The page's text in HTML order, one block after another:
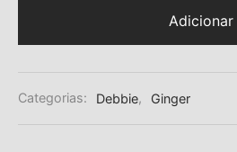
Adicionar
Categorias: Debbie, Ginger